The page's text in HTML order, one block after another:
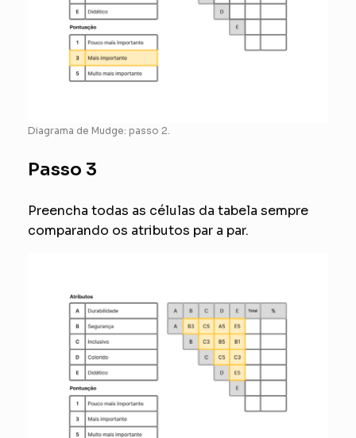
Diagrama de Mudge: passo 2.
Passo 3
Preencha todas as células da tabela sempre
comparando os atributos par a par.